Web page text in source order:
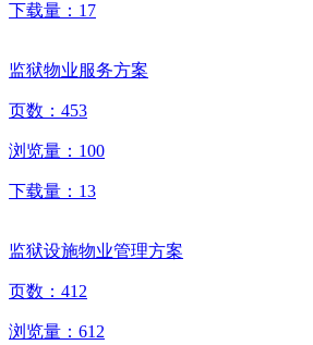
下载量： 17
监狱物业服务方案
页数： 453
浏览量： 100
下载量： 13
监狱设施物业管理方案
页数： 412
浏览量： 612